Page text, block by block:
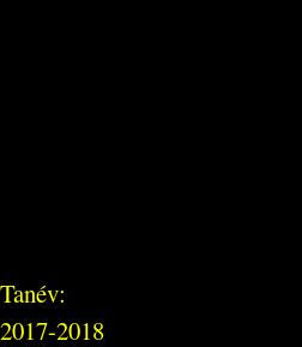
Tanév:
2017-2018